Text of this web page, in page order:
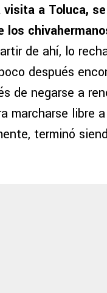
visita a Toluca,
los
de ahí, lo
después
de negarse a
marcharse libre
terminó